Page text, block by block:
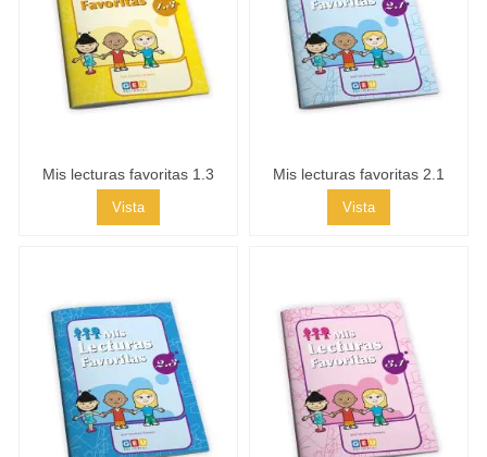
Mis lecturas favoritas 1.3
Vista
Mis lecturas favoritas 2.1
Vista